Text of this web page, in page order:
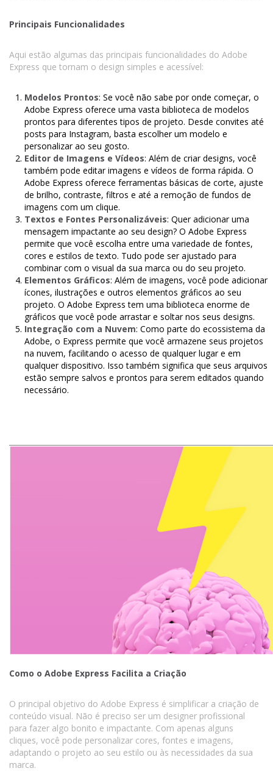
Principais Funcionalidades
Aqui estão algumas das principais funcionalidades do Adobe
Express que tornam o design simples e acessível:
Modelos Prontos: Se você não sabe por onde começar, o
Adobe Express oferece uma vasta biblioteca de modelos
prontos para diferentes tipos de projeto. Desde convites até
posts para Instagram, basta escolher um modelo e
personalizar ao seu gosto.
Editor de Imagens e Vídeos: Além de criar designs, você
também pode editar imagens e vídeos de forma rápida. O
Adobe Express oferece ferramentas básicas de corte, ajuste
de brilho, contraste, filtros e até a remoção de fundos de
imagens com um clique.
Textos e Fontes Personalizáveis: Quer adicionar uma
mensagem impactante ao seu design? O Adobe Express
permite que você escolha entre uma variedade de fontes,
cores e estilos de texto. Tudo pode ser ajustado para
combinar com o visual da sua marca ou do seu projeto.
Elementos Gráficos: Além de imagens, você pode adicionar
ícones, ilustrações e outros elementos gráficos ao seu
projeto. O Adobe Express tem uma biblioteca enorme de
gráficos que você pode arrastar e soltar nos seus designs.
Integração com a Nuvem: Como parte do ecossistema da
Adobe, o Express permite que você armazene seus projetos
na nuvem, facilitando o acesso de qualquer lugar e em
qualquer dispositivo. Isso também significa que seus arquivos
estão sempre salvos e prontos para serem editados quando
necessário.
Como o Adobe Express Facilita a Criação
O principal objetivo do Adobe Express é simplificar a criação de
conteúdo visual. Não é preciso ser um designer profissional
para fazer algo bonito e impactante. Com apenas alguns
cliques, você pode personalizar cores, fontes e imagens,
adaptando o projeto ao seu estilo ou às necessidades da sua
marca.